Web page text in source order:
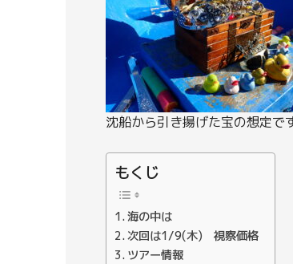
沈船から引き揚げた宝の想定で
もくじ
海の中は
次回は1/9(木) 視察価格
ツアー情報